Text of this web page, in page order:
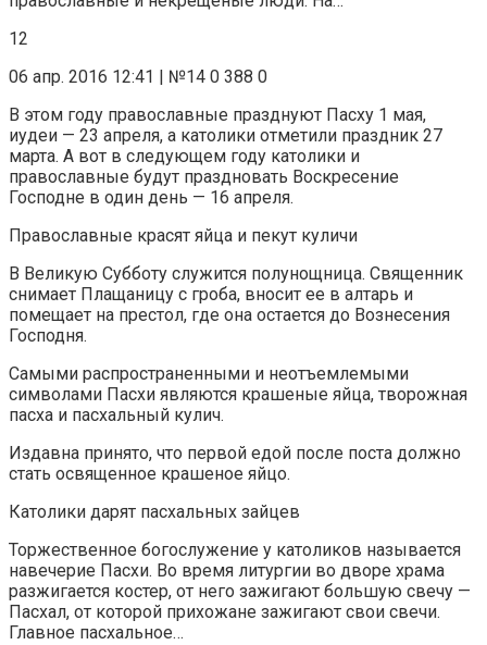
12
06 апр. 2016 12:41 | №14 0 388 0
В этом году православные празднуют Пасху 1 мая,
иудеи — 23 апреля, а католики отметили праздник 27
марта. А вот в следующем году католики и
православные будут праздновать Воскресение
Господне в один день — 16 апреля.
Православные красят яйца и пекут куличи
В Великую Субботу служится полунощница. Священник
снимает Плащаницу с гроба, вносит ее в алтарь и
помещает на престол, где она остается до Вознесения
Господня.
Самыми распространенными и неотъемлемыми
символами Пасхи являются крашеные яйца, творожная
пасха и пасхальный кулич.
Издавна принято, что первой едой после поста должно
стать освященное крашеное яйцо.
Католики дарят пасхальных зайцев
Торжественное богослужение у католиков называется
навечерие Пасхи. Во время литургии во дворе храма
разжигается костер, от него зажигают большую свечу —
Пасхал, от которой прихожане зажигают свои свечи.
Главное пасхальное…